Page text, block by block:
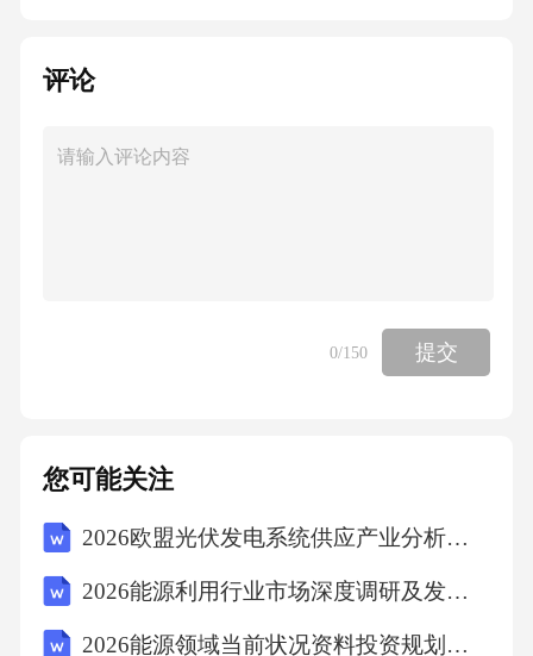
响第一次影响政治：使中国开始沦为半殖民地
展；思想：中国人民救亡图存运动高涨（维新
运动、义和团运动和辛亥革命）。24第三次工
世界科技潮流失之交臂，影响了我国的现代化
新追赶世界科技革命的潮流，极大地推动了我
国的现代化建设。251.蒸汽机发明过程的先后顺
序排列正确的是A.钮可门蒸汽机──瓦特的单动
评论
0/150 提交
您可能关注
2026欧盟光伏发电系统供应产业分析及市场投资布局规划评估
2026能源利用行业市场深度调研及发展前景研究报告
2026能源领域当前状况资料投资规划管理报告